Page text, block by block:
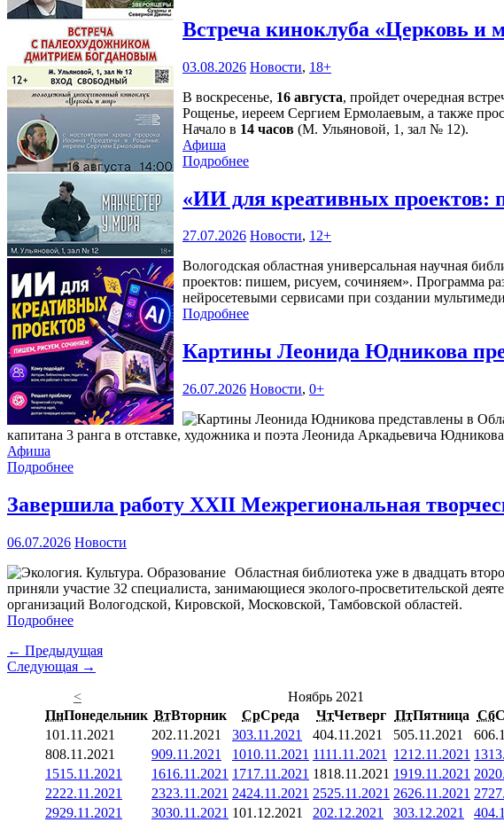
Встреча киноклуба «Церковь и
03.08.2026 Новости, 18+
В воскресенье, 16 августа, пройдет очередная
Рощенье, иереем Сергием Ермолаевым, а также
Начало в 14 часов (М. Ульяновой, 1, зал № 12).
Афиша
Подробнее
«ИИ для креативных проектов:
27.07.2026 Новости, 12+
Вологодская областная универсальная научная
проектов: пишем, рисуем, сочиняем». Программа
нейросетевыми сервисами при создании
Подробнее
Картины Леонида Юдникова
26.07.2026 Новости, 0+
капитана 3 ранга в отставке, художника и поэта Леонида Аркадьевича
Афиша
Подробнее
Завершила работу XXII Межрегиональная
06.07.2026 Новости
Областная библиотека уже в двадцать
приняли участие 32 специалиста, занимающиеся эколого-просветительской
организаций Вологодской, Кировской, Московской, Тамбовской областей.
Подробнее
← Предыдущая
Следующая →
<
Ноябрь 2021
ПнПонедельник ВтВторник СрСреда ЧтЧетверг ПтПятница Сб
101.11.2021 202.11.2021 303.11.2021 404.11.2021 505.11.2021 6
808.11.2021 909.11.2021 1010.11.2021 1111.11.2021 1212.11.2021 13
1515.11.2021 1616.11.2021 1717.11.2021 1818.11.2021 1919.11.2021 20
2222.11.2021 2323.11.2021 2424.11.2021 2525.11.2021 2626.11.2021 27
2929.11.2021 3030.11.2021 101.12.2021 202.12.2021 303.12.2021 4